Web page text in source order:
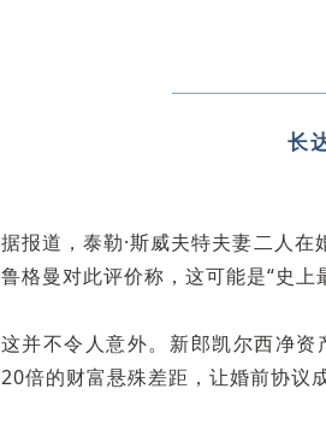
长
据报道，泰勒·斯威夫特夫妻二人
鲁格曼对此评价称，这可能是“史上
这并不令人意外。新郎凯尔西净
20倍的财富悬殊差距，让婚前协议